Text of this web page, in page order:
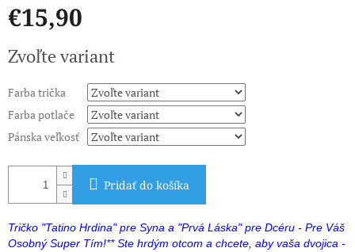
€15,90
cena:
Zvoľte variant
Farba trička
Farba potlače
Pánska veľkosť
Pridať do košíka
Tričko "Tatino Hrdina" pre Syna a "Prvá Láska" pre Dcéru - Pre Váš
Osobný Super Tím!** Ste hrdým otcom a chcete, aby vaša dvojica -